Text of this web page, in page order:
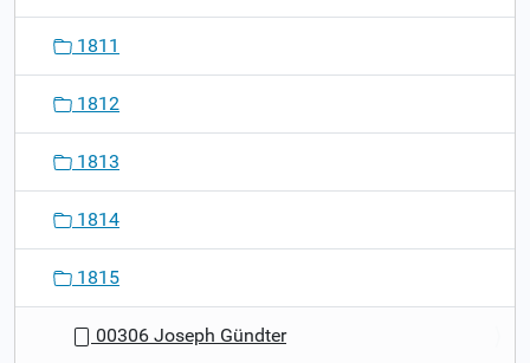
o
1811
1812
1813
1814
1815
00306 Joseph Gündter